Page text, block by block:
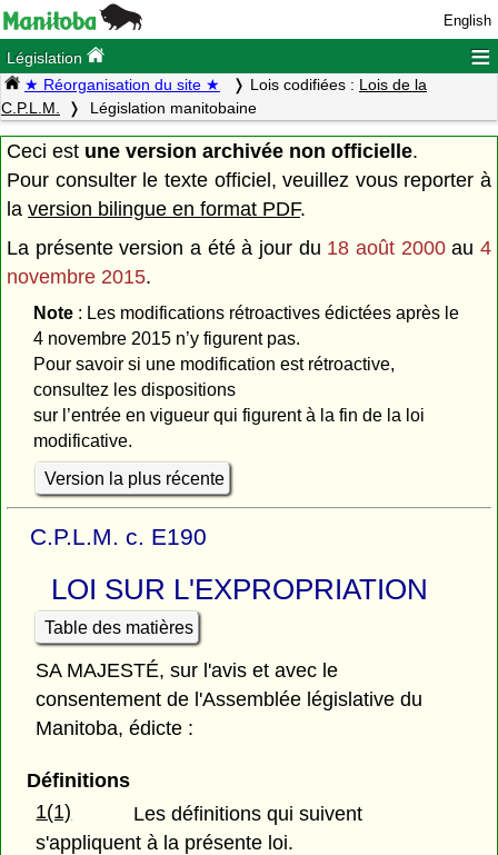
English
Législation ≡
★ Réorganisation du site ★ Lois codifiées : Lois de la
C.P.L.M.
Législation manitobaine
Ceci est une version archivée non officielle.
Pour consulter le texte officiel, veuillez vous reporter à
la version bilingue en format PDF.
La présente version a été à jour du 18 août 2000au4
novembre 2015.
Note: Les modifications rétroactives édictées après le
4 novembre 2015 n’y figurent pas.
Pour savoir si une modification est rétroactive,
consultez les dispositions
sur l’entrée en vigueur qui figurent à la fin de la loi
modificative.
Version la plus récente
C.P.L.M. c. E190
LOI SUR L'EXPROPRIATION
Table des matières
SA MAJESTÉ, sur l'avis et avec le
consentement de l'Assemblée législative du
Manitoba, édicte :
Définitions
1(1)
Les définitions qui suivent
s'appliquent à la présente loi.